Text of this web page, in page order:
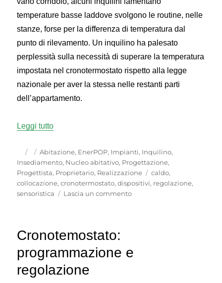
temperature basse laddove svolgono le routine, nelle
stanze, forse per la differenza di temperatura dal
punto di rilevamento. Un inquilino ha palesato
perplessità sulla necessità di superare la temperatura
impostata nel cronotermostato rispetto alla legge
nazionale per aver la stessa nelle restanti parti
dell’appartamento.
Leggi tutto“Cronotermostato: collocazione”
AutorePubblicato
il
Categorie
Abitazione, EnerPOP, Impianti, Inquilino,
Insediamento, Nucleo abitativo, Progettazione,
Progettista, Proprietario, Realizzazione Tag
caldo,
collocazione,cronotermostato,dispositivi, regolazione,
sensoristica
Lascia un commentosu
Cronotemostato:
programmazione e
regolazione